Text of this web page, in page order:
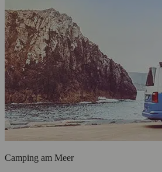
Camping am Meer